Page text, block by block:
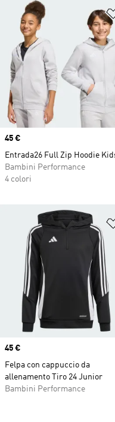
Price
45 €
Entrada26 Full Zip Hoodie
Bambini Performance
4 colori
Price
45 €
Felpa con cappuccio da
allenamento Tiro 24 Junior
Bambini Performance